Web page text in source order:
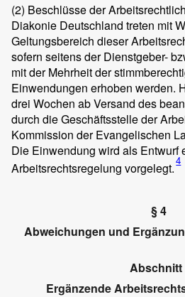
(2) Beschlüsse der
Diakonie Deutschland treten mit
Geltungsbereich dieser
sofern seitens der Dienstgeber-
mit der Mehrheit der
Einwendungen erhoben werden.
drei Wochen ab Versand des
durch die Geschäftsstelle der
Kommission der Evangelischen
Die Einwendung wird als Entwurf
Arbeitsrechtsregelung vorgelegt.4
§ 4
Abweichungen und
Abschnitt
Ergänzende